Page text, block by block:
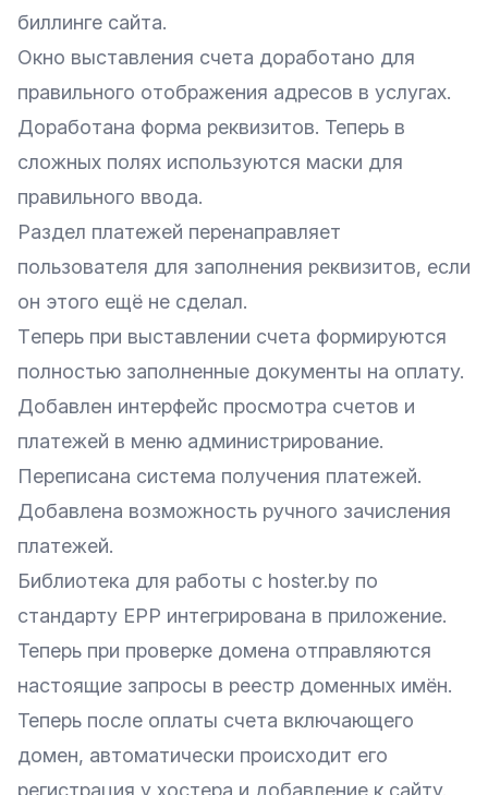
биллинге сайта.
Окно выставления счета доработано для
правильного отображения адресов в услугах.
Доработана форма реквизитов. Теперь в
сложных полях используются маски для
правильного ввода.
Раздел платежей перенаправляет
пользователя для заполнения реквизитов, если
он этого ещё не сделал.
Tеперь при выставлении счета формируются
полностью заполненные документы на оплату.
Добавлен интерфейс просмотра счетов и
платежей в меню администрирование.
Переписана система получения платежей.
Добавлена возможность ручного зачисления
платежей.
Библиотека для работы с hoster.by по
стандарту EPP интегрирована в приложение.
Теперь при проверке домена отправляются
настоящие запросы в реестр доменных имён.
Теперь после оплаты счета включающего
домен, автоматически происходит его
регистрация у хостера и добавление к сайту.